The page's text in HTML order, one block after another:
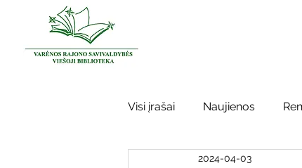
Visi įrašai Naujienos
Kraštotyros darbai
2024-04-03